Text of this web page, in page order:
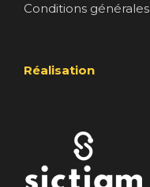
Conditions générales
Réalisation